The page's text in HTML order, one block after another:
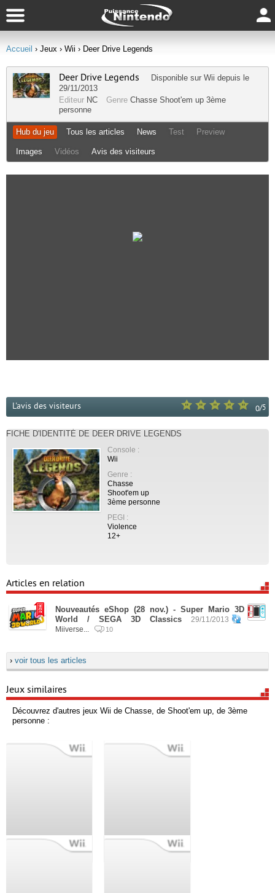
Accueil › Jeux › Wii › Deer Drive Legends
Deer Drive Legends Disponible sur Wii depuis le
29/11/2013
Editeur NC Genre Chasse Shoot'em up 3ème
personne
Hub du jeu Tous les articles News Test Preview
Images Vidéos Avis des visiteurs
0/5
L'avis des visiteurs
FICHE D'IDENTITÉ DE DEER DRIVE LEGENDS
Console :
Wii
Genre :
Chasse
Shoot'em up
3ème personne
PEGI :
Violence
12+
Articles en relation
Nouveautés eShop (28 nov.) - Super Mario 3D
World / SEGA 3D Classics
29/11/2013
Miiverse...
10
› voir tous les articles
Jeux similaires
Découvrez d'autres jeux Wii de Chasse, de Shoot'em up, de 3ème
personne :